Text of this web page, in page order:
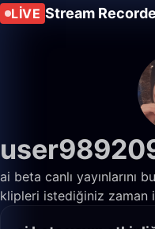
LIVE Stream
ai beta canlı yayınlarını
klipleri istediğiniz zaman